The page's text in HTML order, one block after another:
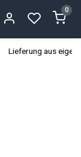
0
Lieferung aus